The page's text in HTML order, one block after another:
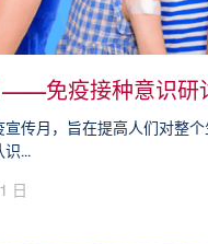
——免疫接种意识研
宣传月，旨在提高人们对整
...
日